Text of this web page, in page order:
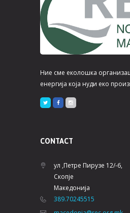
Ние сме еколошка
енергија која нуди еко
CONTACT
ул ,Петре Пирузе 12/-6,
Скопје
Македонија
389.70245515